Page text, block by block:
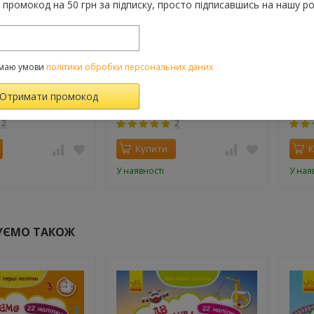
2
Частина 2
45 грн.
2
Купити
У наявності У
ТАКОЖ
на 50 грн за підписку, просто підписавшись на нашу
умови політики обробки персональних даних